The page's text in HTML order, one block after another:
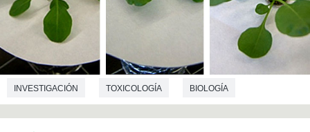
INVESTIGACIÓN TOXICOLOGÍA BIOLOGÍA